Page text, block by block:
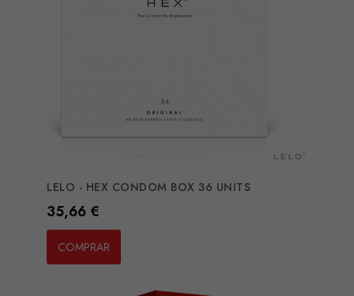
LELO - HEX CONDOM BOX 36 UNITS
Preço
35,66 €
COMPRAR